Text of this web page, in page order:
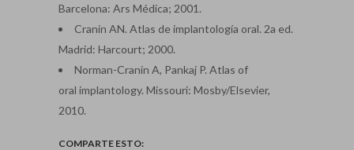
Barcelona: Ars Médica; 2001.
Cranin AN. Atlas de implantología oral. 2a ed.
Madrid: Harcourt; 2000.
Norman-Cranin A, Pankaj P. Atlas of
oral implantology. Missouri: Mosby/Elsevier,
2010.
COMPARTE ESTO: